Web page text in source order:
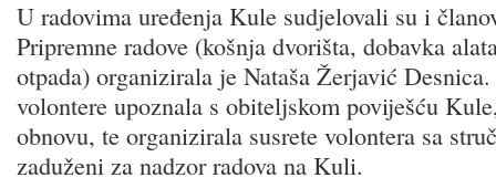
U radovima uređenja Kule sudjelovali su i
Pripremne radove (košnja dvorišta, dobavka
otpada) organizirala je Nataša Žerjavić
volontere upoznala s obiteljskom poviješću
obnovu, te organizirala susrete volontera sa
zaduženi za nadzor radova na Kuli.